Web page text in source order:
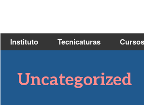
contenido
Instituto Tecnicaturas Cursos
Uncategorized